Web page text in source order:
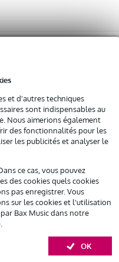
et d'autres techniques
sont indispensables au
Nous aimerions également
des fonctionnalités pour les
les publicités et analyser le
ce cas, vous pouvez
des cookies quels cookies
pas enregistrer. Vous
sur les cookies et l'utilisation
Bax Music dans notre
OK
par mois
fois : min. 300 € et max.
4 mois
à un tarif réduit
en cas de défectuosité
produit